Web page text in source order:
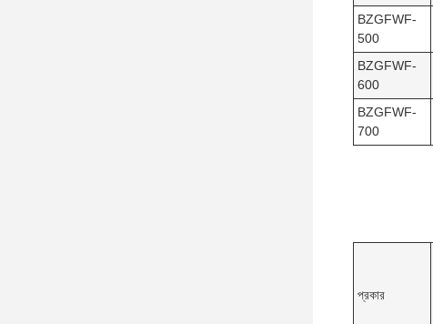
BZGFWF-
500
BZGFWF-
600
BZGFWF-
700
প্রকার